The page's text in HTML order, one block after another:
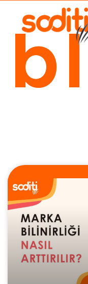
İçeriğe